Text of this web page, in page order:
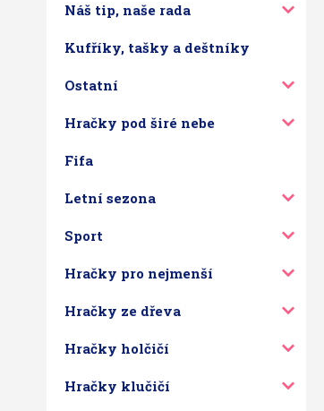
Náš tip, naše rada
Kufříky, tašky a deštníky
Ostatní
Hračky pod širé nebe
Fifa
Letní sezona
Sport
Hračky pro nejmenší
Hračky ze dřeva
Hračky holčičí
Hračky klučičí